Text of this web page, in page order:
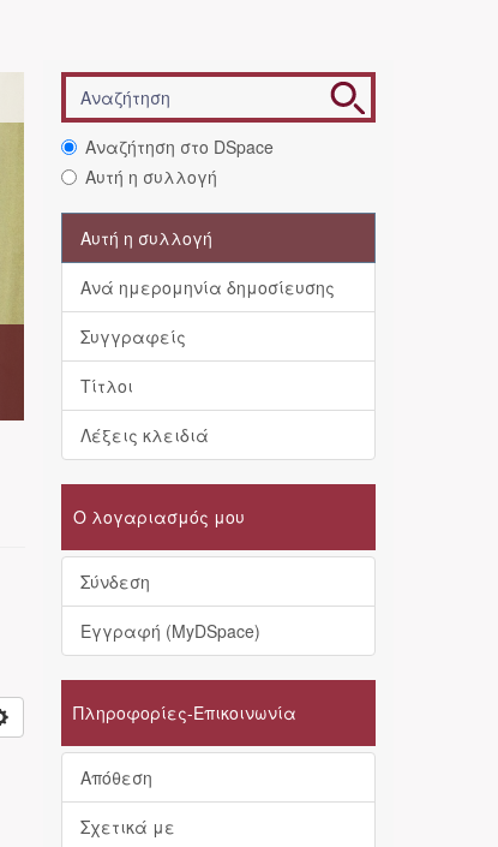
Αναζήτηση στο DSpace
Αυτή η συλλογή
Αυτή η συλλογή
Ανά ημερομηνία δημοσίευσης
Συγγραφείς
Τίτλοι
Λέξεις κλειδιά
Ο λογαριασμός μου
Σύνδεση
Εγγραφή (MyDSpace)
Πληροφορίες-Επικοινωνία
Απόθεση
Σχετικά με